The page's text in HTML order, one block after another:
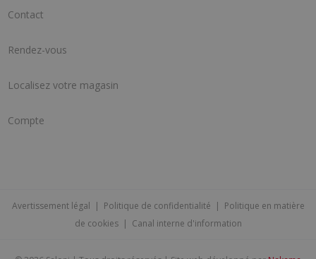
Contact
Rendez-vous
Localisez votre magasin
Compte
Avertissement légal | Politique de confidentialité | Politique en matière
de cookies| Canal interne d'information